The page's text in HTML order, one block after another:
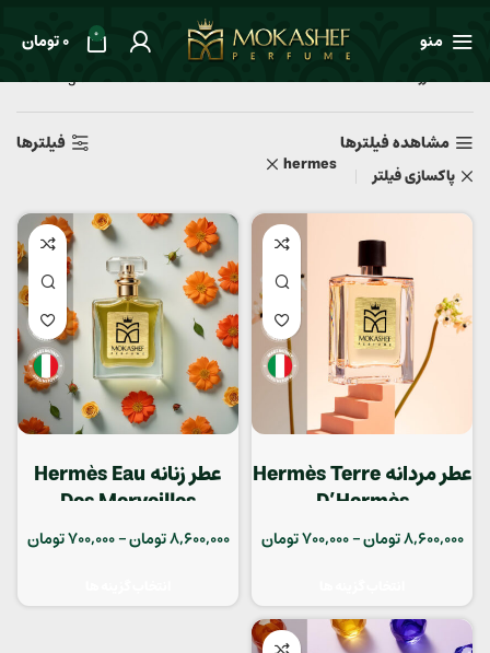
منو 0
0تومان
خانه فروشگاه مکاشف Showing all 3 results
مشاهده فیلترها
فیلترها
پاکسازی فیلتر
hermes
عطر مردانه Hermès Terre
D’Hermès
8,600,000تومان–
700,000تومان
عطر زنانه Hermès Eau
Des Merveilles
8,600,000تومان–
700,000تومان